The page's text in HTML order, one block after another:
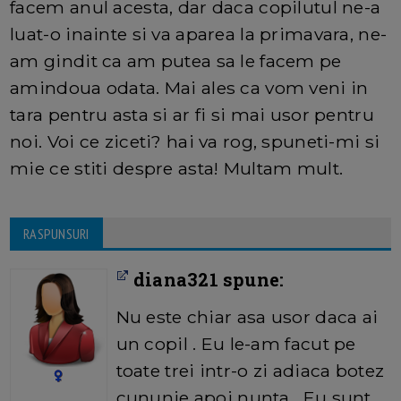
facem anul acesta, dar daca copilutul ne-a
luat-o inainte si va aparea la primavara, ne-
am gindit ca am putea sa le facem pe
amindoua odata. Mai ales ca vom veni in
tara pentru asta si ar fi si mai usor pentru
noi. Voi ce ziceti? hai va rog, spuneti-mi si
mie ce stiti despre asta! Multam mult.
RASPUNSURI
diana321 spune:
Nu este chiar asa usor daca ai
un copil . Eu le-am facut pe
toate trei intr-o zi adiaca botez